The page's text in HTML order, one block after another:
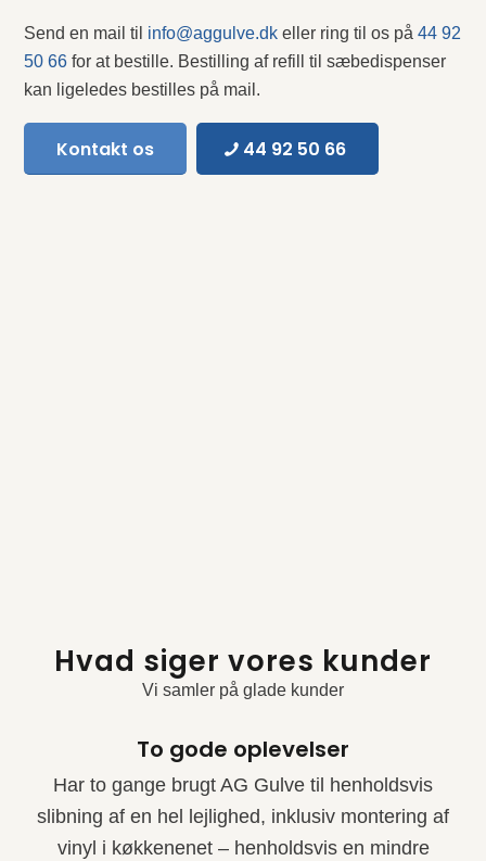
Send en mail til info@aggulve.dk eller ring til os på44 92
50 66 for at bestille. Bestilling af refill til sæbedispenser
kan ligeledes bestilles på mail.
Kontakt os 44 92 50 66
Hvad siger vores kunder
Vi samler på glade kunder
To gode oplevelser
Har to gange brugt AG Gulve til henholdsvis
slibning af en hel lejlighed, inklusiv montering af
vinyl i køkkenenet – henholdsvis en mindre